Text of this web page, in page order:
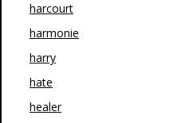
harcourt
harmonie
harry
hate
healer